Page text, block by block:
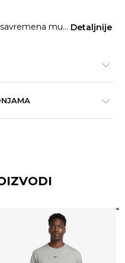
mu... Detaljnije